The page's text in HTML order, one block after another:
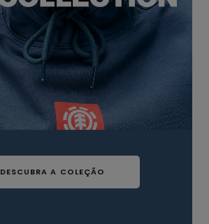
DESCUBRA A COLEÇÃO